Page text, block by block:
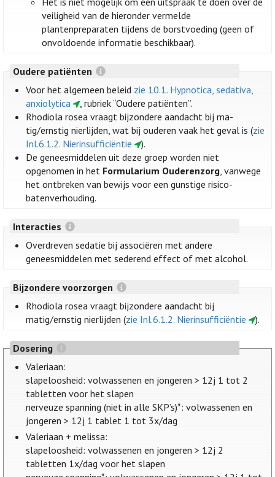
veiligheid van de hieronder vermelde
plantenpreparaten tijdens de borstvoeding (geen of
onvoldoende informatie beschikbaar).
Oudere patiënten
Voor het algemeen beleid zie 10.1. Hypnotica, sedativa,
anxiolytica
, rubriek “Oudere patiënten”.
Rhodiola rosea vraagt bijzondere aandacht bij ma-
tig/ernstig nierlijden, wat bij ouderen vaak het geval is (zie
Inl.6.1.2. Nierinsufficiëntie
).
De geneesmiddelen uit deze groep worden niet
opgenomen in het Formularium Ouderenzorg, vanwege
het ontbreken van bewijs voor een gunstige risico-
batenverhouding.
Interacties
Overdreven sedatie bij associëren met andere
geneesmiddelen met sederend effect of met alcohol.
Bijzondere voorzorgen
Rhodiola rosea vraagt bijzondere aandacht bij
matig/ernstig nierlijden (zie Inl.6.1.2. Nierinsufficiëntie ).
Dosering
Valeriaan:
slapeloosheid: volwassenen en jongeren > 12j 1 tot 2
tabletten voor het slapen
nerveuze spanning (niet in alle SKP’s)*: volwassenen en
jongeren > 12j 1 tablet 1 tot 3x/dag
Valeriaan + melissa:
slapeloosheid: volwassenen en jongeren > 12j 2
tabletten 1x/dag voor het slapen